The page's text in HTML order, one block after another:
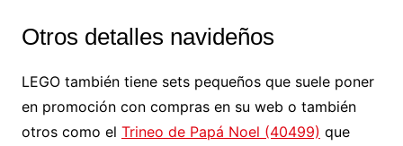
Otros detalles navideños
LEGO también tiene sets pequeños que suele poner
en promoción con compras en su web o también
otros como el Trineo de Papá Noel (40499) que